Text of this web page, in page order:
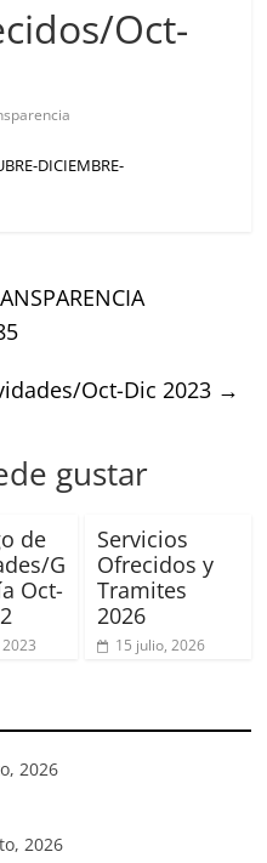
Oct-
DICIEMBRE-
Oct-Dic 2023 →
gustar
de
G
Oct-
Servicios
Ofrecidos y
Tramites
2026
15 julio, 2026
2026
2026